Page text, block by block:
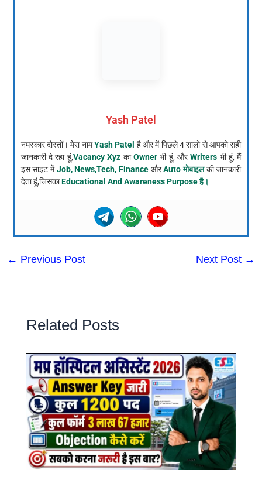
Yash Patel
नमस्कार दोस्तों। मेरा नामYash Patel है और में पिछले 4 सालो से आपको सही
जानकारी दे रहा हूं,Vacancy Xyz काOwnerभी हूं, औरWriters भी हूं, मैं
इस साइट मेंJob, News,Tech, Finance औरAuto मोबाइलकी जानकारी
देता हूं,जिसकाEducational And Awareness Purpose है।
← Previous Post Next Post →
Related Posts